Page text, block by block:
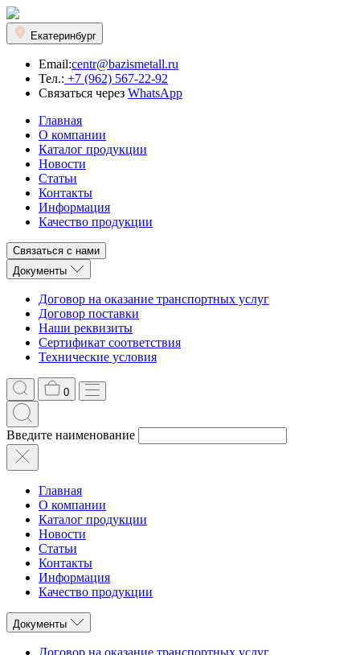
Екатеринбург
Email:centr@bazismetall.ru
Тел.: +7 (962) 567-22-92
Связаться через WhatsApp
Главная
О компании
Каталог продукции
Новости
Статьи
Контакты
Информация
Качество продукции
Связаться с нами
Документы
Договор на оказание транспортных услуг
Договор поставки
Наши реквизиты
Сертификат соответствия
Технические условия
0
Введите наименование
Главная
О компании
Каталог продукции
Новости
Статьи
Контакты
Информация
Качество продукции
Документы
Договор на оказание транспортных услуг